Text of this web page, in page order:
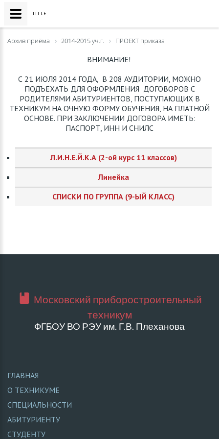
Архив приёма 2014-2015 уч.г. ПРОЕКТ приказа
ВНИМАНИЕ!
С 21 ИЮЛЯ 2014 ГОДА, В 208 АУДИТОРИИ, МОЖНО
ПОДЪЕХАТЬ ДЛЯ ОФОРМЛЕНИЯ ДОГОВОРОВ С
РОДИТЕЛЯМИ АБИТУРИЕНТОВ, ПОСТУПАЮЩИХ В
ТЕХНИКУМ НА ОЧНУЮ ФОРМУ ОБУЧЕНИЯ, НА ПЛАТНОЙ
ОСНОВЕ. ПРИ ЗАКЛЮЧЕНИИ ДОГОВОРА ИМЕТЬ:
ПАСПОРТ, ИНН И СНИЛС
Л.И.Н.Е.Й.К.А (2-ой курс 11 классов)
Линейка
СПИСКИ ПО ГРУППА (9-ЫЙ КЛАСС)
Московский приборостроительный
техникум
ФГБОУ ВО РЭУ им. Г.В. Плеханова
ГЛАВНАЯ
О ТЕХНИКУМЕ
СПЕЦИАЛЬНОСТИ
АБИТУРИЕНТУ
СТУДЕНТУ
TITLE